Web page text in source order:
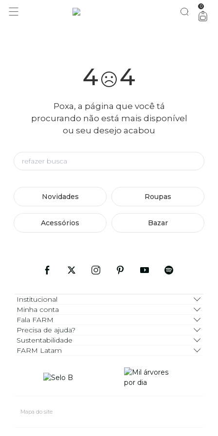
você merece 30% OFF pra comemorar com a gente aproveita! 0
4 4
Poxa, a página que você tá
procurando não está mais disponível
ou seu desejo acabou
Novidades Roupas
Acessórios Bazar
Institucional
Minha conta
Fala FARM
Precisa de ajuda?
Sustentabilidade
FARM Latam
Mapa do site